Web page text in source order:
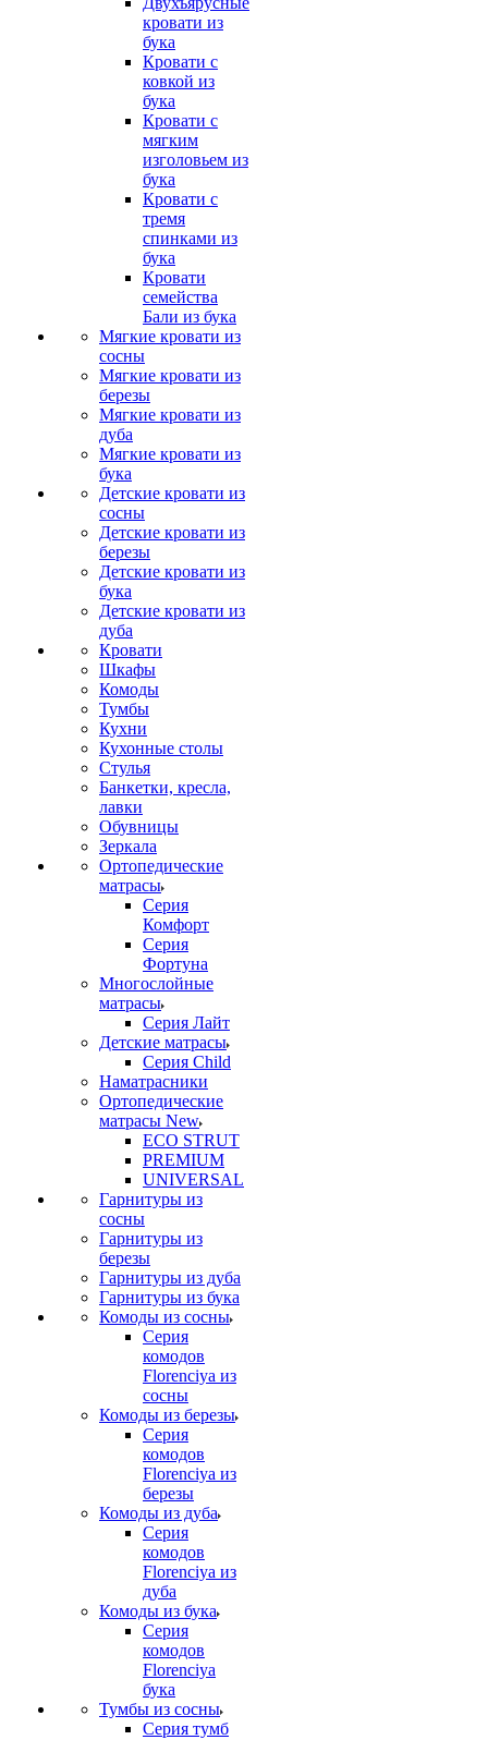
кровати из
бука
Кровати с
ковкой из
бука
Кровати с
мягким
изголовьем из
бука
Кровати с
тремя
спинками из
бука
Кровати
семейства
Бали из бука
Мягкие кровати из
сосны
Мягкие кровати из
березы
Мягкие кровати из
дуба
Мягкие кровати из
бука
Детские кровати из
сосны
Детские кровати из
березы
Детские кровати из
бука
Детские кровати из
дуба
Кровати
Шкафы
Комоды
Тумбы
Кухни
Кухонные столы
Стулья
Банкетки, кресла,
лавки
Обувницы
Зеркала
Ортопедические
матрасы
Серия
Комфорт
Серия
Фортуна
Многослойные
матрасы
Серия Лайт
Детские матрасы
Серия Child
Наматрасники
Ортопедические
матрасы New
ECO STRUT
PREMIUM
UNIVERSAL
Гарнитуры из
сосны
Гарнитуры из
березы
Гарнитуры из дуба
Гарнитуры из бука
Комоды из сосны
Серия
комодов
Florenciya из
сосны
Комоды из березы
Серия
комодов
Florenciya из
березы
Комоды из дуба
Серия
комодов
Florenciya из
дуба
Комоды из бука
Серия
комодов
Florenciya
бука
Тумбы из сосны
Серия тумб